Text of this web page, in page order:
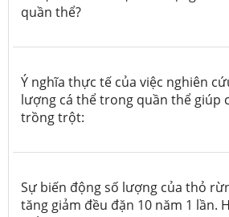
quần thể?
Ý nghĩa thực tế của việc nghiên
lượng cá thể trong quần thể giúp
trồng trột:
Sự biến động số lượng của thỏ
tăng giảm đều đặn 10 năm 1 lần.